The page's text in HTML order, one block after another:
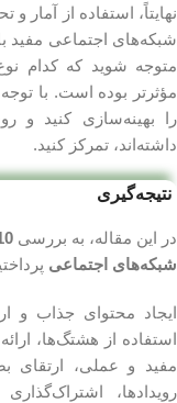
نهایتاً، استفاده از آمار
شبکه‌های اجتماعی مفید
متوجه شوید که کدام
مؤثرتر بوده است. با توجه
را بهینه‌سازی کنید و
داشته‌اند، تمرکز کنید.
نتیجه‌گیری
در این مقاله، به بررسی
شبکه‌های اجتماعی
ایجاد محتوای جذاب و
استفاده از هشتگ‌ها،
مفید و عملی،
رویدادها،